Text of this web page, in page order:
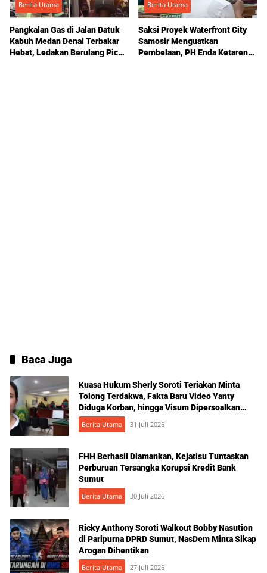
Berita Utama
Pangkalan Gas di Jalan Datuk
Kabuh Medan Denai Terbakar
Hebat, Ledakan Berulang Picu
Berita Utama
Saksi Proyek Waterfront City
Samosir Menguatkan
Pembelaan, PH Enda Ketaren
Baca Juga
Kuasa Hukum Sherly Soroti Teriakan Minta
Tolong Terdakwa, Fakta Baru Video Yanty
Diduga Korban, hingga Visum Dipersoalkan
Jelang Putusan KDRT yang Dua Kali Ditunda,
JPU Tuntut 1 Bulan Penjara
Berita Utama 31 Juli 2026
FHH Berhasil Diamankan, Kejatisu Tuntaskan
Perburuan Tersangka Korupsi Kredit Bank
Sumut
Berita Utama 30 Juli 2026
Ricky Anthony Soroti Walkout Bobby Nasution
di Paripurna DPRD Sumut, NasDem Minta Sikap
Arogan Dihentikan
Berita Utama 27 Juli 2026